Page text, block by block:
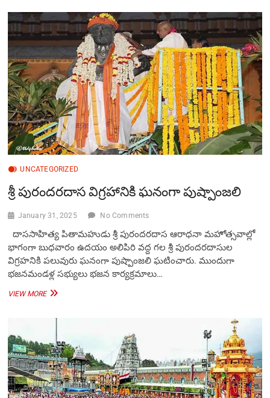
దాసప‌దాల‌
సంకీర్త‌నాగానం
UNCATEGORIZED
శ్రీ పురందరదాస విగ్రహానికి ఘనంగా పుష్పాంజలి
January 31, 2025 No Comments
దాససాహిత్య పితామహుడు శ్రీ పురందరదాస ఆరాధనా మహోత్సవాల్లో
భాగంగా బుధవారం ఉద‌యం అలిపిరి వద్ద గల శ్రీ పురందరదాసుల
విగ్రహనికి పలువురు ఘ‌నంగా పుష్పాంజలి ఘటించారు. ముందుగా
భజనమండళ్ల సభ్యులు భ‌జ‌న కార్య‌క్ర‌మాలు…
VIEW MOREశ్రీ
పుష్పాంజలి